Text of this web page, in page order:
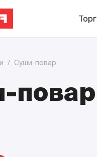
/ Суши-повар
повар